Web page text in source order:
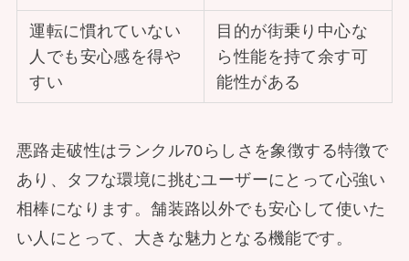
運転に慣れていない
人でも安心感を得や
すい
目的が街乗り中心な
ら性能を持て余す可
能性がある
悪路走破性はランクル70らしさを象徴する特徴で
あり、タフな環境に挑むユーザーにとって心強い
相棒になります。舗装路以外でも安心して使いた
い人にとって、大きな魅力となる機能です。